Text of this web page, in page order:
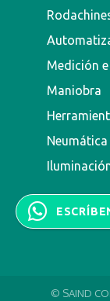
Medición
Maniobra
Neumática
© SAIND